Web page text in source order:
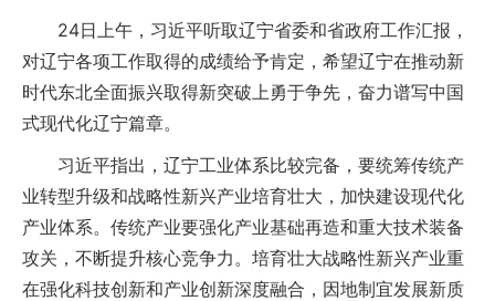
24日上午，习近平听取辽宁省委和省政府工作汇报，
对辽宁各项工作取得的成绩给予肯定，希望辽宁在推动新
时代东北全面振兴取得新突破上勇于争先，奋力谱写中国
式现代化辽宁篇章。
习近平指出，辽宁工业体系比较完备，要统筹传统产
业转型升级和战略性新兴产业培育壮大，加快建设现代化
产业体系。传统产业要强化产业基础再造和重大技术装备
攻关，不断提升核心竞争力。培育壮大战略性新兴产业重
在强化科技创新和产业创新深度融合，因地制宜发展新质